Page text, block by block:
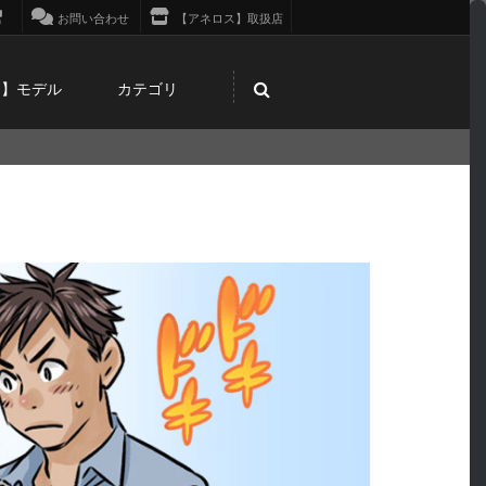
お問い合わせ 【アネロス】取扱店
モデル カテゴリ